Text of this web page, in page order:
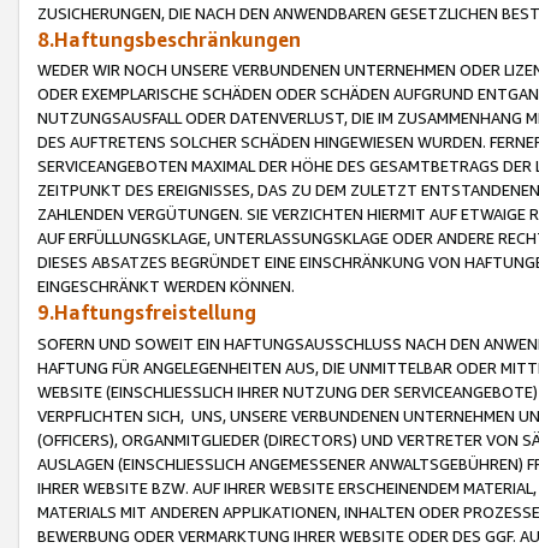
ZUSICHERUNGEN, DIE NACH DEN ANWENDBAREN GESETZLICHEN
8.Haftungsbeschränkungen
WEDER WIR NOCH UNSERE VERBUNDENEN UNTERNEHMEN ODER
ODER EXEMPLARISCHE SCHÄDEN ODER SCHÄDEN AUFGRUND
NUTZUNGSAUSFALL ODER DATENVERLUST, DIE IM ZUSAMMENHANG
DES AUFTRETENS SOLCHER SCHÄDEN HINGEWIESEN WURDEN.
SERVICEANGEBOTEN MAXIMAL DER HÖHE DES GESAMTBETRAGS
ZEITPUNKT DES EREIGNISSES, DAS ZU DEM ZULETZT
ZAHLENDEN VERGÜTUNGEN. SIE VERZICHTEN HIERMIT AUF
AUF ERFÜLLUNGSKLAGE, UNTERLASSUNGSKLAGE ODER ANDERE
DIESES ABSATZES BEGRÜNDET EINE EINSCHRÄNKUNG VON
EINGESCHRÄNKT WERDEN KÖNNEN.
9.Haftungsfreistellung
SOFERN UND SOWEIT EIN HAFTUNGSAUSSCHLUSS NACH DEN
HAFTUNG FÜR ANGELEGENHEITEN AUS, DIE UNMITTELBAR ODER
WEBSITE (EINSCHLIESSLICH IHRER NUTZUNG DER
VERPFLICHTEN SICH, UNS, UNSERE VERBUNDENEN UNTERNEHMEN
(OFFICERS), ORGANMITGLIEDER (DIRECTORS) UND VERTRETER VON
AUSLAGEN (EINSCHLIESSLICH ANGEMESSENER
IHRER WEBSITE BZW. AUF IHRER WEBSITE ERSCHEINENDEM
MATERIALS MIT ANDEREN APPLIKATIONEN, INHALTEN ODER
BEWERBUNG ODER VERMARKTUNG IHRER WEBSITE ODER DES GGF.